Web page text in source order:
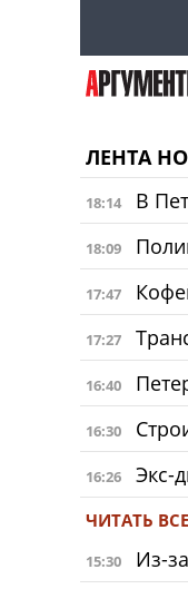
ЛЕНТА
18:14 В
18:09
17:47
17:27
16:40
16:30
16:26 Экс-
ЧИТАТЬ
15:30 Из-